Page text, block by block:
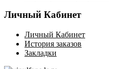
Личный Кабинет
Личный Кабинет
История заказов
Закладки